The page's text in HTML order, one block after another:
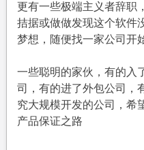
更有一些极端主义者辞职
拮据或做做发现这个软件
梦想，随便找一家公司开
一些聪明的家伙，有的入
司，有的进了外包公司，
究大规模开发的公司，希
产品保证之路